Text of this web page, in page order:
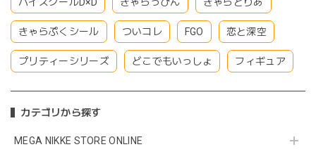
ハイスクールD×D きゃらっぴん きゃらとりあ
きゃらぷくシール ついコレ FGO 恋と深空
プリティーシリーズ どこでもいっしょ フィギュア
カテゴリから探す
MEGA NIKKE STORE ONLINE